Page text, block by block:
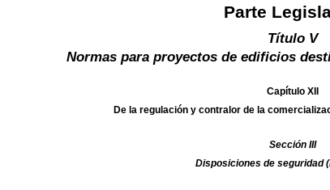
Parte
Título V
Normas para proyectos de edificios
Capítulo XII
De la regulación y contralor de la
Sección III
Disposiciones de seguridad